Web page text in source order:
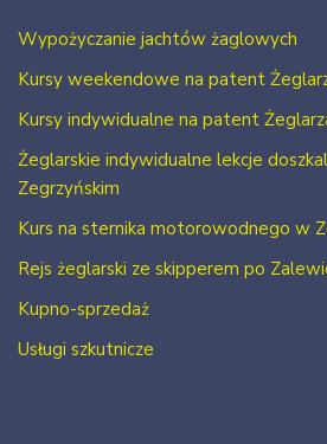
Wypożyczanie jachtów żaglowych
Kursy weekendowe na patent
Kursy indywidualne na patent
Żeglarskie indywidualne lekcje
Zegrzyńskim
Kurs na sternika motorowodnego w
Rejs żeglarski ze skipperem po
Kupno-sprzedaż
Usługi szkutnicze